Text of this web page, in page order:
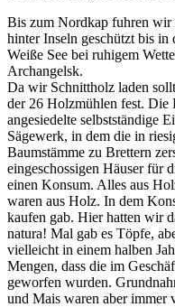
Bis zum Nordkap fuhren wir
hinter Inseln geschützt bis in
Weiße See bei ruhigem
Archangelsk.
Da wir Schnittholz laden
der 26 Holzmühlen fest. Die
angesiedelte selbstständige
Sägewerk, in dem die in
Baumstämme zu Brettern
eingeschossigen Häuser für
einen Konsum. Alles aus
waren aus Holz. In dem
kaufen gab. Hier hatten wir
natura! Mal gab es Töpfe,
vielleicht in einem halben
Mengen, dass die im
geworfen wurden.
und Mais waren aber immer